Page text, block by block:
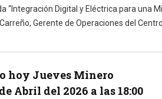
“Integración Digital y Eléctrica para una
Gerente de Operaciones del
hoy Jueves Minero
Abril del 2026 a las 18:00